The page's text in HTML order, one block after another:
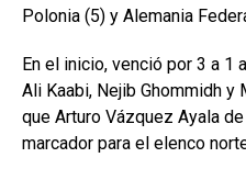
Polonia (5) y Alemania
En el inicio, venció por 3 a 1
Ali Kaabi, Nejib Ghommidh y
que Arturo Vázquez Ayala
marcador para el elenco